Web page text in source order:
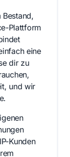
Bestand,
Plattform
eine
dir zu
und wir
Kunden